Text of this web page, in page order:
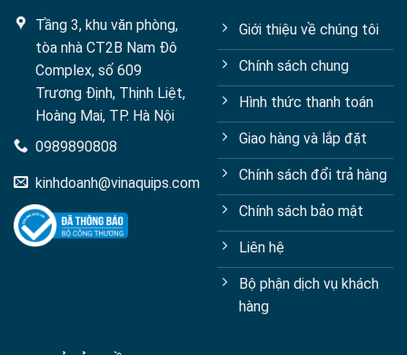
Tầng 3, khu văn phòng,
tòa nhà CT2B Nam Đô
Complex, số 609
Trương Định, Thịnh Liệt,
Hoàng Mai, TP. Hà Nội
0989890808
kinhdoanh@vinaquips.com
Giới thiệu về chúng tôi
Chính sách chung
Hình thức thanh toán
Giao hàng và lắp đặt
Chính sách đổi trả hàng
Chính sách bảo mật
Liên hệ
Bộ phận dịch vụ khách
hàng